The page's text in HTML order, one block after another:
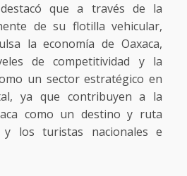
que a través de la
de su flotilla vehicular,
la economía de Oaxaca,
de competitividad y la
un sector estratégico en
ya que contribuyen a la
como un destino y ruta
los turistas nacionales e